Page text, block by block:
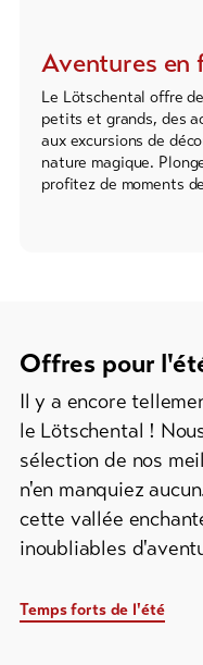
Aventures en
Le Lötschental offre
petits et grands, des
aux excursions de
nature magique.
profitez de moments
Offres pour
Il y a encore
le Lötschental !
sélection de nos
n'en manquiez
cette vallée
inoubliables
Temps forts de l'été